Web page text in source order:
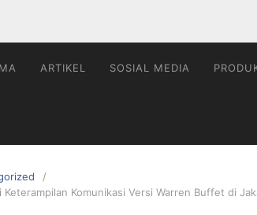
ARTIKEL SOSIAL MEDIA
Keterampilan Komunikasi Versi Warren Buffet di